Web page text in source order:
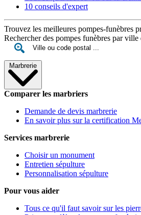
10 conseils d'expert
Trouvez les meilleures pompes-funèbres
Rechercher des pompes funèbres par ville
Marbrerie
Comparer les marbriers
Demande de devis marbrerie
En savoir plus sur la certification
Services marbrerie
Choisir un monument
Entretien sépulture
Personnalisation sépulture
Pour vous aider
Tous ce qu'il faut savoir sur les